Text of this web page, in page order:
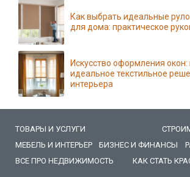
Как выбрать идеальные
для дома: практическое
Искусство оформления окон:
идеальное текстильное
интерьера
ТОВАРЫ И УСЛУГИ
МЕБЕЛЬ И ИНТЕРЬЕР
БИЗНЕС И ФИНАНСЫ
ВСЕ ПРО НЕДВИЖИМОСТЬ
КАК СТАТЬ